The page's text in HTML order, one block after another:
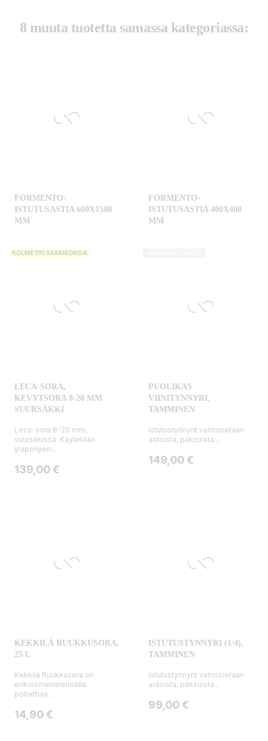
8 muuta tuotetta samassa kategoriassa:
FORMENTO-
ISTUTUSASTIA 600X1500
MM
FORMENTO-
ISTUTUSASTIA 400X400
MM
KOLME ERI SÄKKIKOKOA
LECA-SORA,
KEVYTSORA 8-20 MM
SUURSÄKKI
Leca-sora 8-20 mm,
suursäkissä. Käytetään
yläpohjien...
Hinta
139,00 €
PUOLIKAS
VIINITYNNYRI,
TAMMINEN
Istutustynnyrit valmistetaan
aidoista, paksuista...
Hinta
149,00 €
KEKKILÄ RUUKKUSORA,
25 L
Kekkilä Ruukkusora on
erikoismenetelmällä
poltettuja...
Hinta
14,90 €
ISTUTUSTYNNYRI (1/4),
TAMMINEN
Istutustynnyrit valmistetaan
aidoista, paksuista...
Hinta
99,00 €